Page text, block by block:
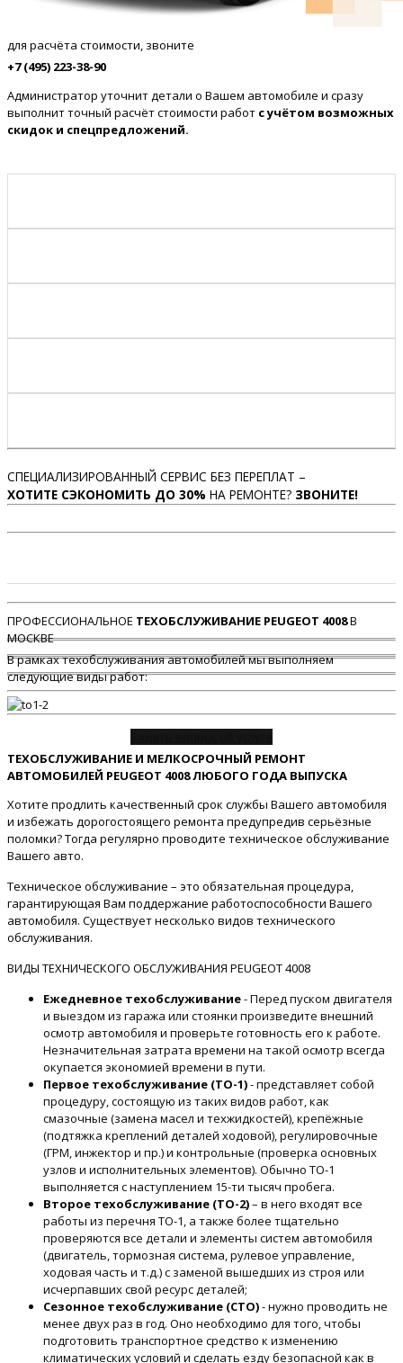
для расчёта стоимости, звоните
+7 (495) 223-38-90
Администратор уточнит детали о Вашем автомобиле и сразу
выполнит точный расчёт стоимости работ с учётом возможных
скидок и спецпредложений.
СПЕЦИАЛИЗИРОВАННЫЙ СЕРВИС БЕЗ ПЕРЕПЛАТ –
ХОТИТЕ СЭКОНОМИТЬ ДО 30% НА РЕМОНТЕ? ЗВОНИТЕ!
ПРОФЕССИОНАЛЬНОЕ ТЕХОБСЛУЖИВАНИЕ PEUGEOT 4008В
МОСКВЕ
В рамках техобслуживания автомобилей мы выполняем
следующие виды работ:
ТЕХОБСЛУЖИВАНИЕ И МЕЛКОСРОЧНЫЙ РЕМОНТ
АВТОМОБИЛЕЙ PEUGEOT 4008 ЛЮБОГО ГОДА ВЫПУСКА
Хотите продлить качественный срок службы Вашего автомобиля
и избежать дорогостоящего ремонта предупредив серьёзные
поломки? Тогда регулярно проводите техническое обслуживание
Вашего авто.
Техническое обслуживание – это обязательная процедура,
гарантирующая Вам поддержание работоспособности Вашего
автомобиля. Существует несколько видов технического
обслуживания.
ВИДЫ ТЕХНИЧЕСКОГО ОБСЛУЖИВАНИЯ PEUGEOT 4008
Ежедневное техобслуживание- Перед пуском двигателя
и выездом из гаража или стоянки произведите внешний
осмотр автомобиля и проверьте готовность его к работе.
Незначительная затрата времени на такой осмотр всегда
окупается экономией времени в пути.
Первое техобслуживание (ТО-1)- представляет собой
процедуру, состоящую из таких видов работ, как
смазочные (замена масел и техжидкостей), крепёжные
(подтяжка креплений деталей ходовой), регулировочные
(ГРМ, инжектор и пр.) и контрольные (проверка основных
узлов и исполнительных элементов). Обычно ТО-1
выполняется с наступлением 15-ти тысяч пробега.
Второе техобслуживание (ТО-2)– в него входят все
работы из перечня ТО-1, а также более тщательно
проверяются все детали и элементы систем автомобиля
(двигатель, тормозная система, рулевое управление,
ходовая часть и т.д.) с заменой вышедших из строя или
исчерпавших свой ресурс деталей;
Сезонное техобслуживание (СТО)- нужно проводить не
менее двух раз в год. Оно необходимо для того, чтобы
подготовить транспортное средство к изменению
климатических условий и сделать езду безопасной как в